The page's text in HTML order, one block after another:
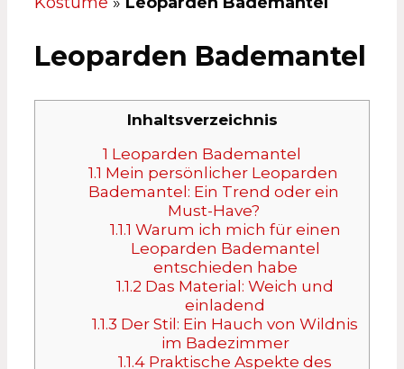
Leoparden Bademantel
Inhaltsverzeichnis
1 Leoparden Bademantel
1.1 Mein persönlicher Leoparden
Bademantel: Ein Trend oder ein
Must-Have?
1.1.1 Warum ich mich für einen
Leoparden Bademantel
entschieden habe
1.1.2 Das Material: Weich und
einladend
1.1.3 Der Stil: Ein Hauch von Wildnis
im Badezimmer
1.1.4 Praktische Aspekte des